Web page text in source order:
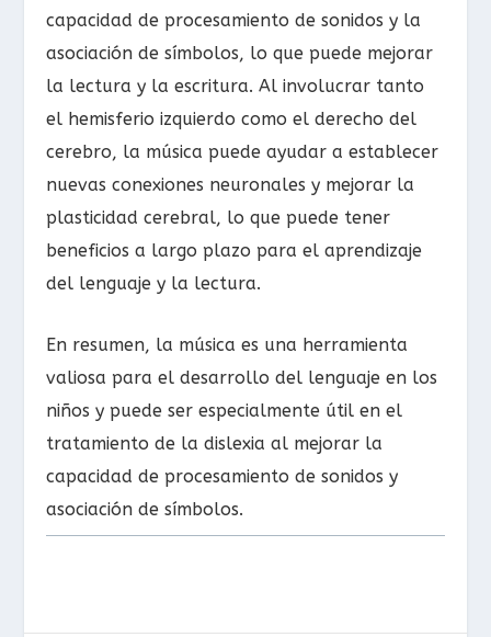
capacidad de procesamiento de sonidos y la
asociación de símbolos, lo que puede mejorar
la lectura y la escritura. Al involucrar tanto
el hemisferio izquierdo como el derecho del
cerebro, la música puede ayudar a establecer
nuevas conexiones neuronales y mejorar la
plasticidad cerebral, lo que puede tener
beneficios a largo plazo para el aprendizaje
del lenguaje y la lectura.
En resumen, la música es una herramienta
valiosa para el desarrollo del lenguaje en los
niños y puede ser especialmente útil en el
tratamiento de la dislexia al mejorar la
capacidad de procesamiento de sonidos y
asociación de símbolos.